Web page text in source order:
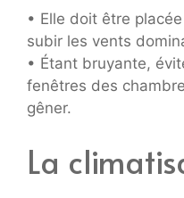
• Elle doit être
subir les vents
• Étant bruyante,
fenêtres des
gêner.
La